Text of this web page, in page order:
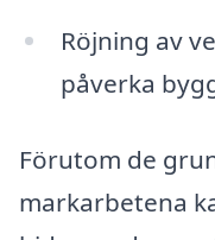
Röjning av
påverka
Förutom de
markarbetena